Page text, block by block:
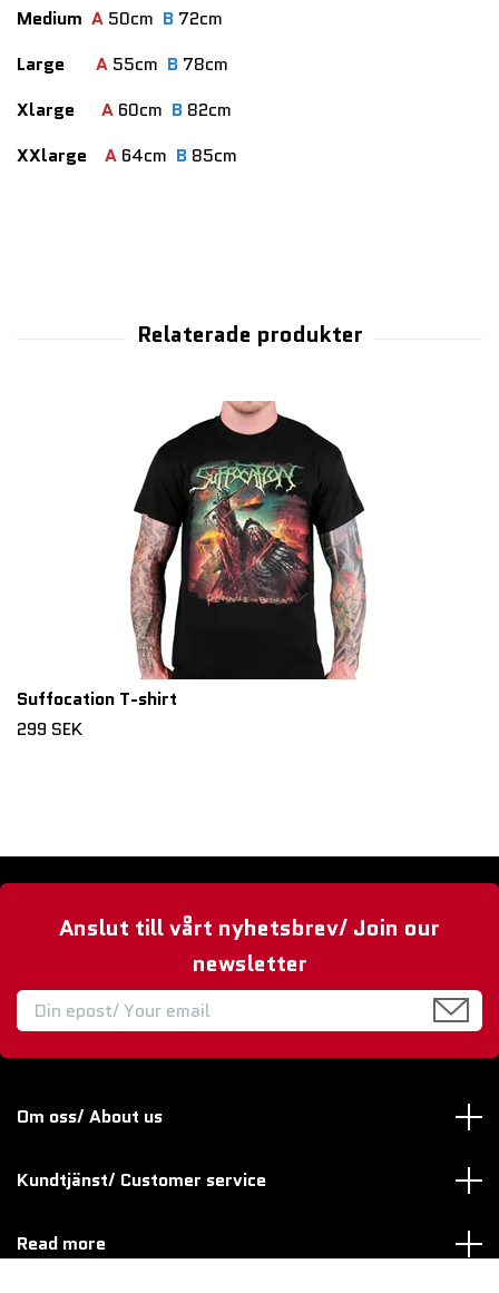
Medium A 50cm B 72cm
Large
A 55cm B 78cm
Xlarge
A 60cm B 82cm
XXlarge
A 64cm B 85cm
Suffocation T-shirt
299 SEK
Anslut till vårt nyhetsbrev/ Join our
newsletter
Om oss/ About us
Kundtjänst/ Customer service
Read more